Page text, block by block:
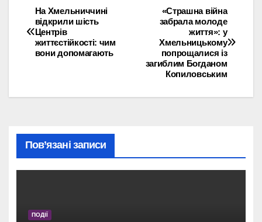
Навігація
записів
«Страшна війна
забрала молоде
життя»: у
Хмельницькому
попрощалися із
загиблим Богданом
Копиловським
На Хмельниччині
відкрили шість
Центрів
життєстійкості: чим
вони допомагають
Пов’язані записи
ПОДІЇ